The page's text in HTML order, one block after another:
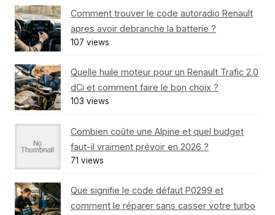
Comment trouver le code autoradio Renault
apres avoir debranche la batterie ?
107 views
Quelle huile moteur pour un Renault Trafic 2.0
dCi et comment faire le bon choix ?
103 views
Combien coûte une Alpine et quel budget
faut-il vraiment prévoir en 2026 ?
71 views
Que signifie le code défaut P0299 et
comment le réparer sans casser votre turbo